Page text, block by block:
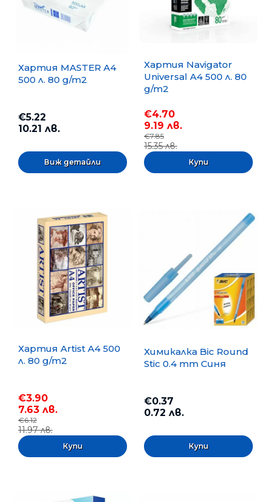
Хартия MASTER A4
500 л. 80 g/m2
€5.22
10.21 лв.
Виж детайли
Хартия Navigator
Universal A4 500 л. 80
g/m2
€4.70
9.19 лв.
€7.85
15.35 лв.
Хартия Artist A4 500
л. 80 g/m2
€3.90
7.63 лв.
€6.12
11.97 лв.
Химикалка Bic Round
Stic 0.4 mm Синя
€0.37
0.72 лв.